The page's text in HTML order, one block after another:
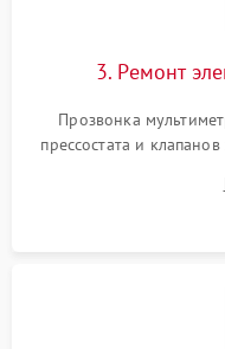
3. Ремонт
Прозвонка
прессостата и
Восстановление